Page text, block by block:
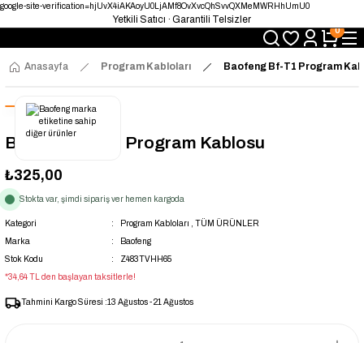
google-site-verification=hjUvX4iAKAoyU0LjAMf8OvXvcQhSvvQXMeMWRHhUmU0
Yetkili Satıcı · Garantili Telsizler
Uygun Fiyat · Hızlı Teslimat
Türkiye’nin Telsiz Merkezi
0
Anasayfa Program Kabloları Baofeng Bf-T1 Program
Baofeng Bf-T1 Program Kablosu
₺325,00
Stokta var, şimdi sipariş ver hemen kargoda
Kategori Program Kabloları
TÜM ÜRÜNLER
Marka
Baofeng
Stok Kodu
Z483TVHH65
*34,64 TL den başlayan taksitlerle!
Tahmini Kargo Süresi :13 Ağustos - 21 Ağustos